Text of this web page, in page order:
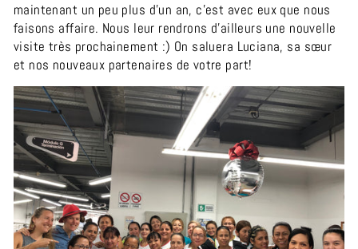
maintenant un peu plus d’un an, c’est avec eux que nous
faisons affaire. Nous leur rendrons d’ailleurs une nouvelle
visite très prochainement :) On saluera Luciana, sa sœur
et nos nouveaux partenaires de votre part!